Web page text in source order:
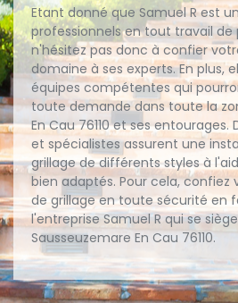
Etant donné que Samuel R est
professionnels en tout travail de
n'hésitez pas donc à confier
domaine à ses experts. En plus,
équipes compétentes qui
toute demande dans toute la
En Cau 76110 et ses entourages.
et spécialistes assurent une
grillage de différents styles à
bien adaptés. Pour cela, confiez
de grillage en toute sécurité en
l'entreprise Samuel R qui se
Sausseuzemare En Cau 76110.